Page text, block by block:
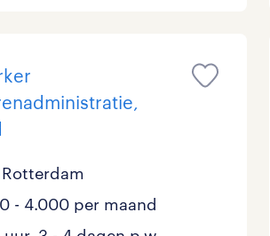
- 4.000 per maand